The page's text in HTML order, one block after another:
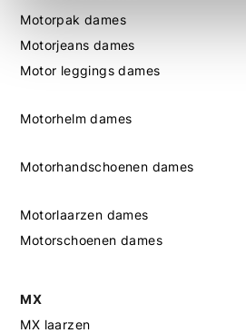
Motorpak dames
Motorjeans dames
Motor leggings dames
Motorhelm dames
Motorhandschoenen dames
Motorlaarzen dames
Motorschoenen dames
MX
MX laarzen